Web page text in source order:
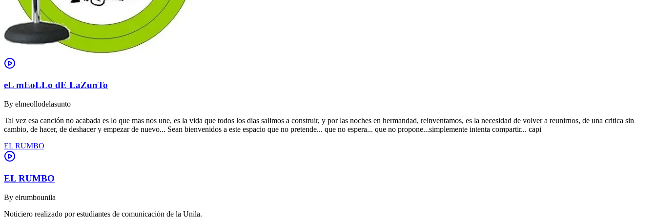
eL mEoLLo dE LaZunTo
By elmeollodelasunto
Tal vez esa canción no acabada es lo que mas nos une, es la vida que todos los dias salimos a construir, y por las noches en hermandad, reinventamos, es la necesidad de volver a reunirnos, de una critica sin
cambio, de hacer, de deshacer y empezar de nuevo... Sean bienvenidos a este espacio que no pretende... que no espera... que no propone...simplemente intenta compartir... capi
EL RUMBO
EL RUMBO
By elrumbounila
Noticiero realizado por estudiantes de comunicación de la Unila.